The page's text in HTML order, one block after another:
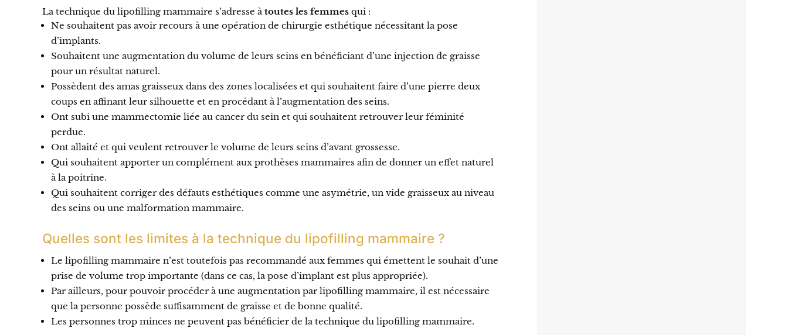
La technique du lipofilling mammaire s’adresse à toutes les femmes qui :
Ne souhaitent pas avoir recours à une opération de chirurgie esthétique nécessitant la pose
d’implants.
Souhaitent une augmentation du volume de leurs seins en bénéficiant d’une injection de graisse
pour un résultat naturel.
Possèdent des amas graisseux dans des zones localisées et qui souhaitent faire d’une pierre deux
coups en affinant leur silhouette et en procédant à l’augmentation des seins.
Ont subi une mammectomie liée au cancer du sein et qui souhaitent retrouver leur féminité
perdue.
Ont allaité et qui veulent retrouver le volume de leurs seins d’avant grossesse.
Qui souhaitent apporter un complément aux prothèses mammaires afin de donner un effet naturel
à la poitrine.
Qui souhaitent corriger des défauts esthétiques comme une asymétrie, un vide graisseux au niveau
des seins ou une malformation mammaire.
Quelles sont les limites à la technique du lipofilling mammaire ?
Le lipofilling mammaire n’est toutefois pas recommandé aux femmes qui émettent le souhait d’une
prise de volume trop importante (dans ce cas, la pose d’implant est plus appropriée).
Par ailleurs, pour pouvoir procéder à une augmentation par lipofilling mammaire, il est nécessaire
que la personne possède suffisamment de graisse et de bonne qualité.
Les personnes trop minces ne peuvent pas bénéficier de la technique du lipofilling mammaire.